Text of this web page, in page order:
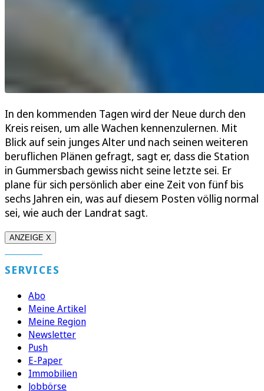
In den kommenden Tagen wird der Neue durch den
Kreis reisen, um alle Wachen kennenzulernen. Mit
Blick auf sein junges Alter und nach seinen weiteren
beruflichen Plänen gefragt, sagt er, dass die Station
in Gummersbach gewiss nicht seine letzte sei. Er
plane für sich persönlich aber eine Zeit von fünf bis
sechs Jahren ein, was auf diesem Posten völlig normal
sei, wie auch der Landrat sagt.
ANZEIGE X
SERVICES
Abo
Meine Artikel
Meine Region
Newsletter
Push
E-Paper
Immobilien
Jobbörse